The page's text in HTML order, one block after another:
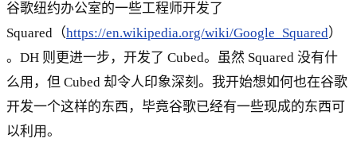
谷歌纽约办公室的一些工程师开发了
Squared（https://en.wikipedia.org/wiki/Google_Squared）
。DH 则更进一步，开发了 Cubed。虽然 Squared 没有什
么用，但 Cubed 却令人印象深刻。我开始想如何也在谷歌
开发一个这样的东西，毕竟谷歌已经有一些现成的东西可
以利用。